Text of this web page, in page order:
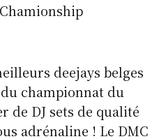
deejays belges
championnat du
de DJ sets de qualité
adrénaline ! Le DMC